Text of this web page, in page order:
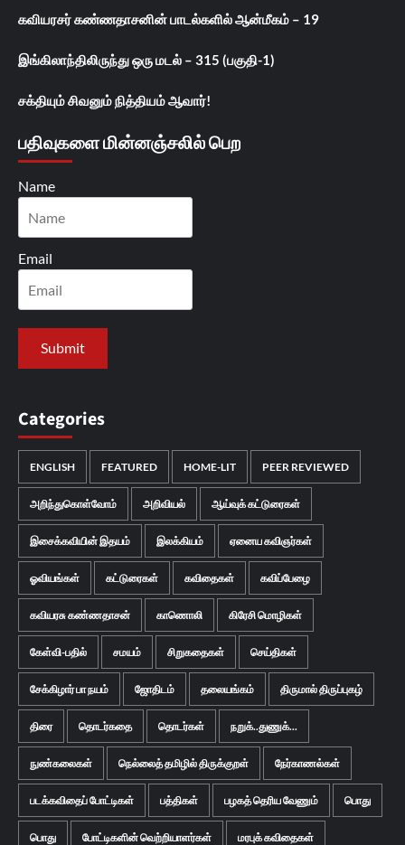
கவியரசர் கண்ணதாசனின் பாடல்களில் ஆன்மீகம் – 19
இங்கிலாந்திலிருந்து ஒரு மடல் – 315 (பகுதி-1)
சக்தியும் சிவனும் நித்தியம் ஆவார்!
பதிவுகளை மின்னஞ்சலில் பெற
Name
Email
Categories
ENGLISH FEATURED HOME-LIT PEER REVIEWED
அறிந்துகொள்வோம் அறிவியல் ஆய்வுக் கட்டுரைகள்
இசைக்கவியின் இதயம் இலக்கியம் ஏனைய கவிஞர்கள்
ஓவியங்கள் கட்டுரைகள் கவிதைகள் கவிப்பேழை
கவியரசு கண்ணதாசன் காணொலி கிரேசி மொழிகள்
கேள்வி-பதில் சமயம் சிறுகதைகள் செய்திகள்
சேக்கிழார் பா நயம் ஜோதிடம் தலையங்கம் திருமால் திருப்புகழ்
திரை தொடர்கதை தொடர்கள் நறுக்..துணுக்...
நுண்கலைகள் நெல்லைத் தமிழில் திருக்குறள் நேர்காணல்கள்
படக்கவிதைப் போட்டிகள் பத்திகள் பழகத் தெரிய வேணும் பொது
பொது போட்டிகளின் வெற்றியாளர்கள் மரபுக் கவிதைகள்